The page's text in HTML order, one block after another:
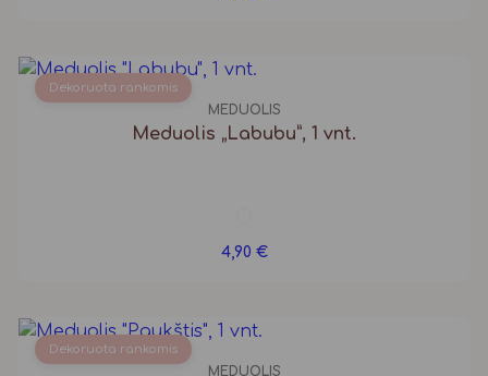
Dekoruota rankomis
MEDUOLIS
Meduolis „Labubu”, 1 vnt.
4,90 €
Dekoruota rankomis
MEDUOLIS